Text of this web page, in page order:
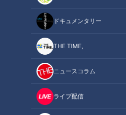
ドキュメンタリー
THE TIME,
ニュースコラム
ライブ配信